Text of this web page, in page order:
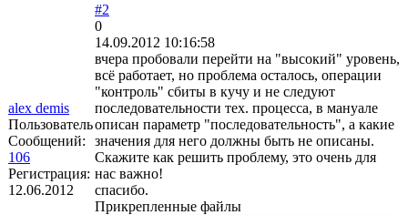
alex demis
Пользователь
Сообщений:
106
Регистрация:
12.06.2012
#2
0
14.09.2012 10:16:58
вчера пробовали перейти на "высокий" уровень,
всё работает, но проблема осталось, операции
"контроль" сбиты в кучу и не следуют
последовательности тех. процесса, в мануале
описан параметр "последовательность", а какие
значения для него должны быть не описаны.
Скажите как решить проблему, это очень для
нас важно!
спасибо.
Прикрепленные файлы